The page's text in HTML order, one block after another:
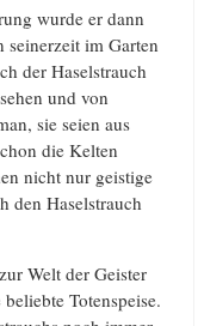
wurde er dann
seinerzeit im Garten
der Haselstrauch
und von
sie seien aus
die Kelten
nicht nur geistige
den Haselstrauch
Welt der Geister
Totenspeise.